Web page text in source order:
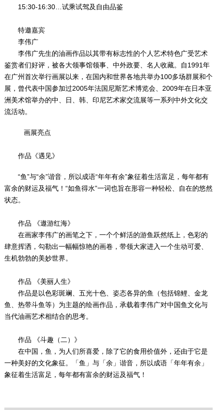
15:30-16:30…试乘试驾及自由品鉴
特邀嘉宾
李伟广
李伟广先生的油画作品以其带有标志性的个人艺术特色广受艺术
鉴赏者们好评，被各大领事馆领事、中外政要、名人收藏。自1991年
在广州首次举行画展以来，在国内和世界各地共举办100多场群展和个
展，曾代表中国参加过2005年法国尼斯艺术博览会、2009年在日本亚
洲美术馆举办的中、日、韩、印尼艺术家交流展等一系列中外文化交
流活动。
画展亮点
作品《遇见》
“鱼”与“余”谐音，所以成语“年年有余”象征着生活富足，每年都有
富余的财运及福气！“如鱼得水”一词也旨在形容一种轻松、自在的悠然
状态。
作品 《遨游红海》
在画家李伟广的画笔之下，一个个鲜活的游鱼跃然纸上，色彩的
肆意挥洒，勾勒出一幅幅惊艳的画卷，带领大家进入一个生动可爱、
生机勃勃的美妙世界。
作品 《美丽人生》
作品是以色彩斑斓、五光十色、姿态各异的鱼（包括锦鲤、金龙
鱼、热带斗鱼等）为主题的绘画作品，承载着李伟广对中国鱼文化与
当代油画艺术相结合的思考。
作品 《斗趣（二）》
在中国，鱼，为人们所喜爱，除了它的食用价值外，还由于它是
一种美好的文化象征。「鱼」与「余」谐音，所以成语「年年有余」
象征着生活富足，每年都有富余的财运及福气！